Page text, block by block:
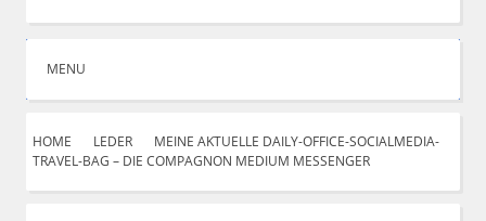
MENU
HOME LEDER
MEINE AKTUELLE DAILY-OFFICE-SOCIALMEDIA-
TRAVEL-BAG – DIE COMPAGNON MEDIUM MESSENGER